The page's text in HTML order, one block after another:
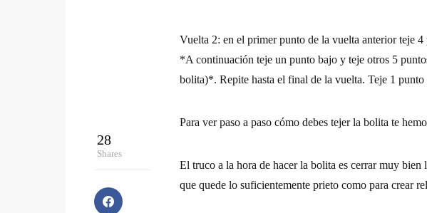
28
Shares
Vuelta 2: en el primer punto de la vuelta anterior teje
*A continuación teje un punto bajo y teje otros 5
bolita)*. Repite hasta el final de la vuelta. Teje 1 punto
Para ver paso a paso cómo debes tejer la bolita te
El truco a la hora de hacer la bolita es cerrar muy bien
que quede lo suficientemente prieto como para crear